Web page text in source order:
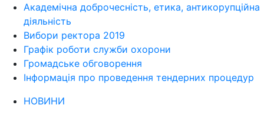
Академічна доброчесність, етика, антикорупційна
діяльність
Вибори ректора 2019
Графік роботи служби охорони
Громадське обговорення
Інформація про проведення тендерних процедур
НОВИНИ